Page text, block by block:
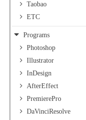
Taobao
ETC
Programs
Photoshop
Illustrator
InDesign
AfterEffect
PremierePro
DaVinciResolve